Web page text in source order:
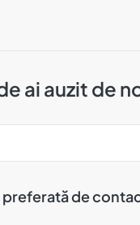
ai auzit de
de